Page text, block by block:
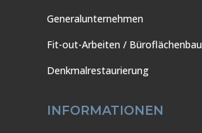
Generalunternehmen
Fit-out-Arbeiten / Büroflächenbau
Denkmalrestaurierung
INFORMATIONEN